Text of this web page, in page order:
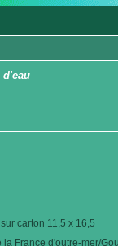
d'eau
carton 11,5 x 16,5
France d'outre-mer/